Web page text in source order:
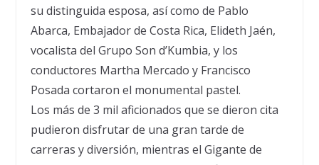
su distinguida esposa, así como de Pablo
Abarca, Embajador de Costa Rica, Elideth Jaén,
vocalista del Grupo Son d’Kumbia, y los
conductores Martha Mercado y Francisco
Posada cortaron el monumental pastel.
Los más de 3 mil aficionados que se dieron cita
pudieron disfrutar de una gran tarde de
carreras y diversión, mientras el Gigante de